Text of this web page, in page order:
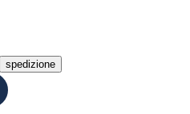
spedizione